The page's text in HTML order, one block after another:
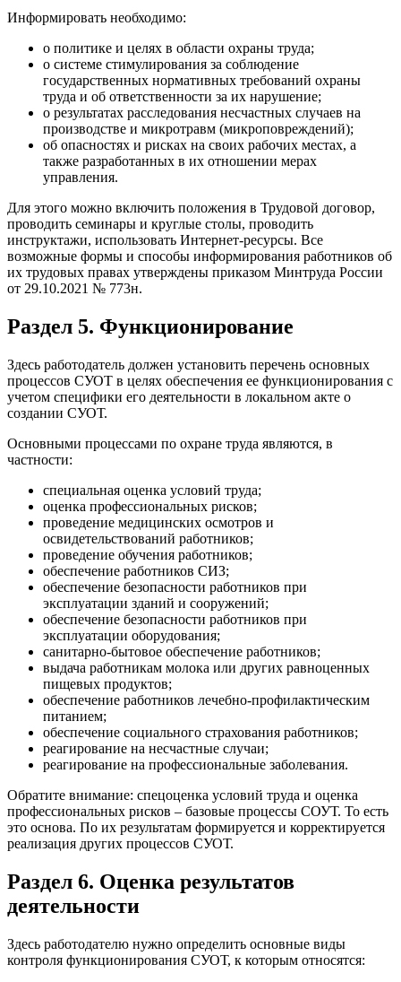
Информировать необходимо:
о политике и целях в области охраны труда;
о системе стимулирования за соблюдение
государственных нормативных требований охраны
труда и об ответственности за их нарушение;
о результатах расследования несчастных случаев на
производстве и микротравм (микроповреждений);
об опасностях и рисках на своих рабочих местах, а
также разработанных в их отношении мерах
управления.
Для этого можно включить положения в Трудовой договор,
проводить семинары и круглые столы, проводить
инструктажи, использовать Интернет-ресурсы. Все
возможные формы и способы информирования работников об
их трудовых правах утверждены приказом Минтруда России
от 29.10.2021 № 773н.
Раздел 5. Функционирование
Здесь работодатель должен установить перечень основных
процессов СУОТ в целях обеспечения ее функционирования с
учетом специфики его деятельности в локальном акте о
создании СУОТ.
Основными процессами по охране труда являются, в
частности:
специальная оценка условий труда;
оценка профессиональных рисков;
проведение медицинских осмотров и
освидетельствований работников;
проведение обучения работников;
обеспечение работников СИЗ;
обеспечение безопасности работников при
эксплуатации зданий и сооружений;
обеспечение безопасности работников при
эксплуатации оборудования;
санитарно-бытовое обеспечение работников;
выдача работникам молока или других равноценных
пищевых продуктов;
обеспечение работников лечебно-профилактическим
питанием;
обеспечение социального страхования работников;
реагирование на несчастные случаи;
реагирование на профессиональные заболевания.
Обратите внимание: спецоценка условий труда и оценка
профессиональных рисков – базовые процессы СОУТ. То есть
это основа. По их результатам формируется и корректируется
реализация других процессов СУОТ.
Раздел 6. Оценка результатов
деятельности
Здесь работодателю нужно определить основные виды
контроля функционирования СУОТ, к которым относятся: